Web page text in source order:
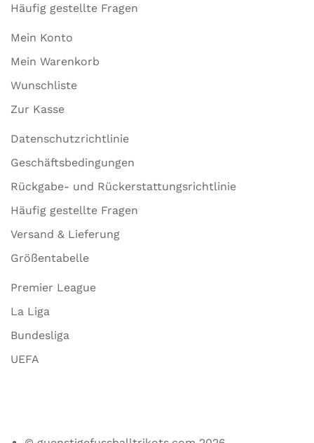
Häufig gestellte Fragen
Mein Konto
Mein Warenkorb
Wunschliste
Zur Kasse
Datenschutzrichtlinie
Geschäftsbedingungen
Rückgabe- und Rückerstattungsrichtlinie
Häufig gestellte Fragen
Versand & Lieferung
Größentabelle
Premier League
La Liga
Bundesliga
UEFA